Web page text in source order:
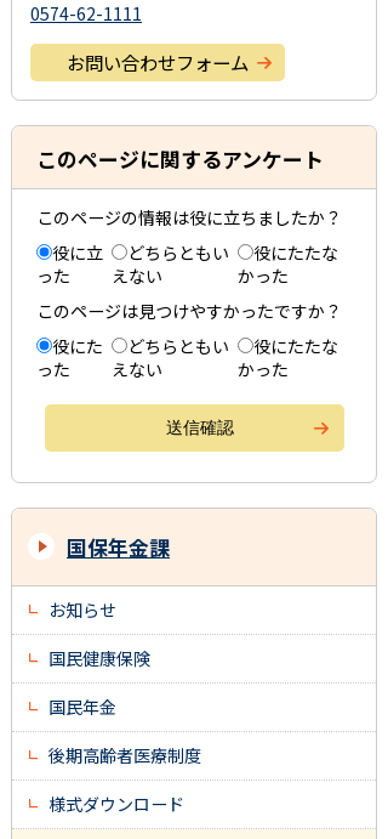
0574-62-1111
お問い合わせフォーム
このページに関するアンケート
このページの情報は役に立ちましたか？
役に立
った
どちらともい
えない
役にたたな
かった
このページは見つけやすかったですか？
役にた
った
どちらともい
えない
役にたたな
かった
国保年金課
お知らせ
国民健康保険
国民年金
後期高齢者医療制度
様式ダウンロード